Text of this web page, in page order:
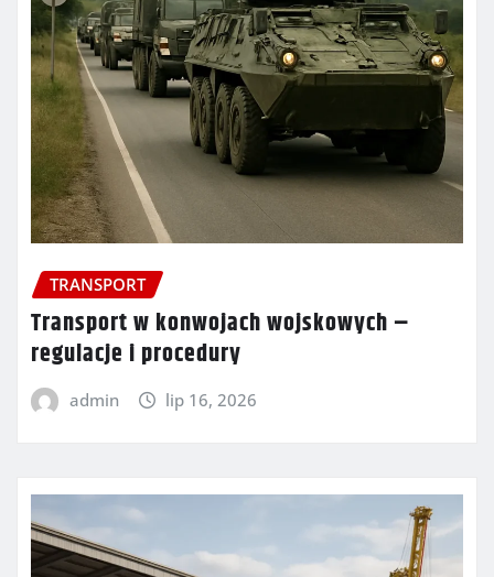
TRANSPORT
Transport w konwojach wojskowych –
regulacje i procedury
admin lip 16, 2026